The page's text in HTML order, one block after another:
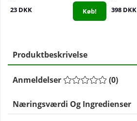
23 DKK Køb! 398 DKK
Produktbeskrivelse
Anmeldelser (0)
Næringsværdi Og Ingredienser